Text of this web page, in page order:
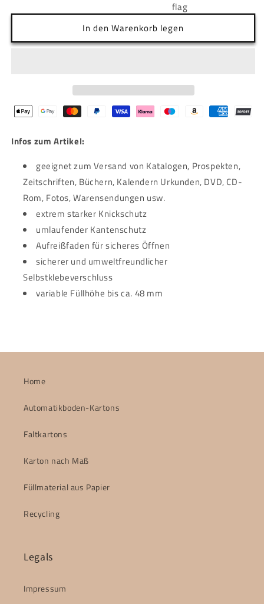
In den Warenkorb legen
Infos zum Artikel:
geeignet zum Versand von Katalogen, Prospekten,
Zeitschriften, Büchern, Kalendern Urkunden, DVD, CD-
Rom, Fotos, Warensendungen usw.
extrem starker Knickschutz
umlaufender Kantenschutz
Aufreißfaden für sicheres Öffnen
sicherer und umweltfreundlicher
Selbstklebeverschluss
variable Füllhöhe bis ca. 48 mm
Home
Automatikboden-Kartons
Faltkartons
Karton nach Maß
Füllmaterial aus Papier
Recycling
Legals
Impressum